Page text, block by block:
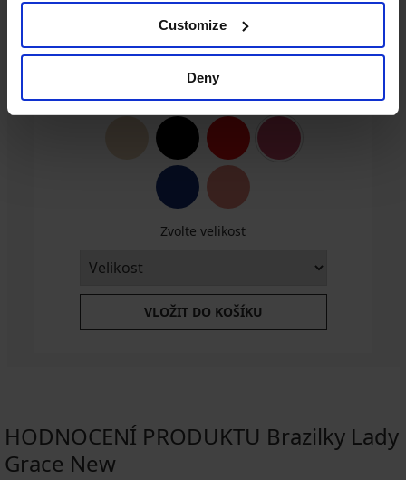
Customize
Deny
Podprsenka Spacer 3D Lady Grace New
Zvolte velikost
VLOŽIT DO KOŠÍKU
HODNOCENÍ PRODUKTU Brazilky Lady
Grace New